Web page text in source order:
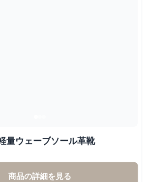
量ウェーブソール革靴
商品の詳細を見る